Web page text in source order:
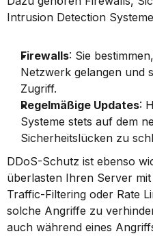
Intrusion Detection
Firewalls: Sie
Netzwerk gelangen und
Zugriff.
Regelmäßige Updates:
Systeme stets auf dem
Sicherheitslücken zu
DDoS-Schutz ist ebenso
überlasten Ihren Server
Traffic-Filtering oder Rate
solche Angriffe zu
auch während eines